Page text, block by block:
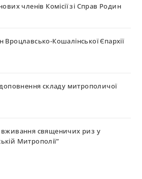
членів Комісії зі Справ Родин
Кошалінської Єпархії
складу митрополичої
священичих риз у
Митрополії”